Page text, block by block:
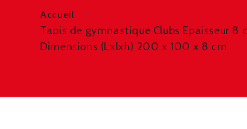
Accueil
Tapis de gymnastique Clubs Epaisseur
Dimensions (Lxlxh) 200 x 100 x 8 cm